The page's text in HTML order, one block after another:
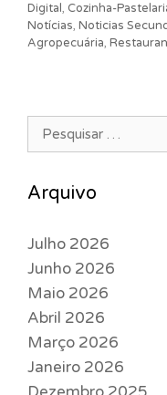
Digital, Cozinha-
Notícias, Noticias
Agropecuária,
Pesquisar por:
Arquivo
Julho 2026
Junho 2026
Maio 2026
Abril 2026
Março 2026
Janeiro 2026